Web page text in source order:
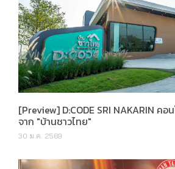
[Preview] D:CODE SRI NAKARIN ค
จาก "บ้านชาวไทย"
30 ม.ค. 2569